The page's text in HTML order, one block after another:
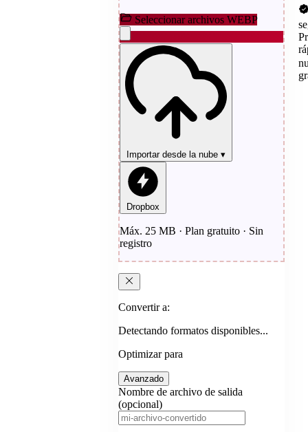
Seleccionar archivos WEBP
Importar desde la nube ▾
Dropbox
Máx. 25 MB · Plan gratuito · Sin
registro
Convertir a:
Detectando formatos disponibles...
Optimizar para
Avanzado
Nombre de archivo de salida
(opcional)